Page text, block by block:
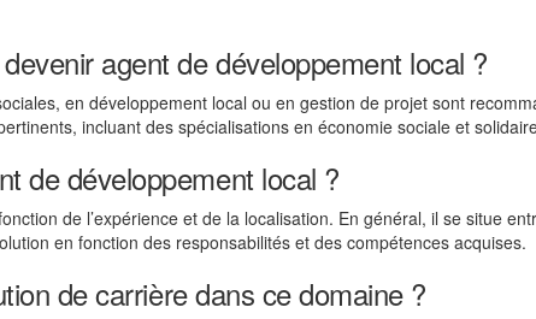
agent de développement local ?
en développement local ou en gestion de projet sont
incluant des spécialisations en économie sociale et
de développement local ?
de l’expérience et de la localisation. En général, il se situe
en fonction des responsabilités et des compétences acquises.
de carrière dans ce domaine ?